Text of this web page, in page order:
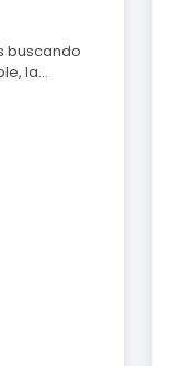
buscando
la